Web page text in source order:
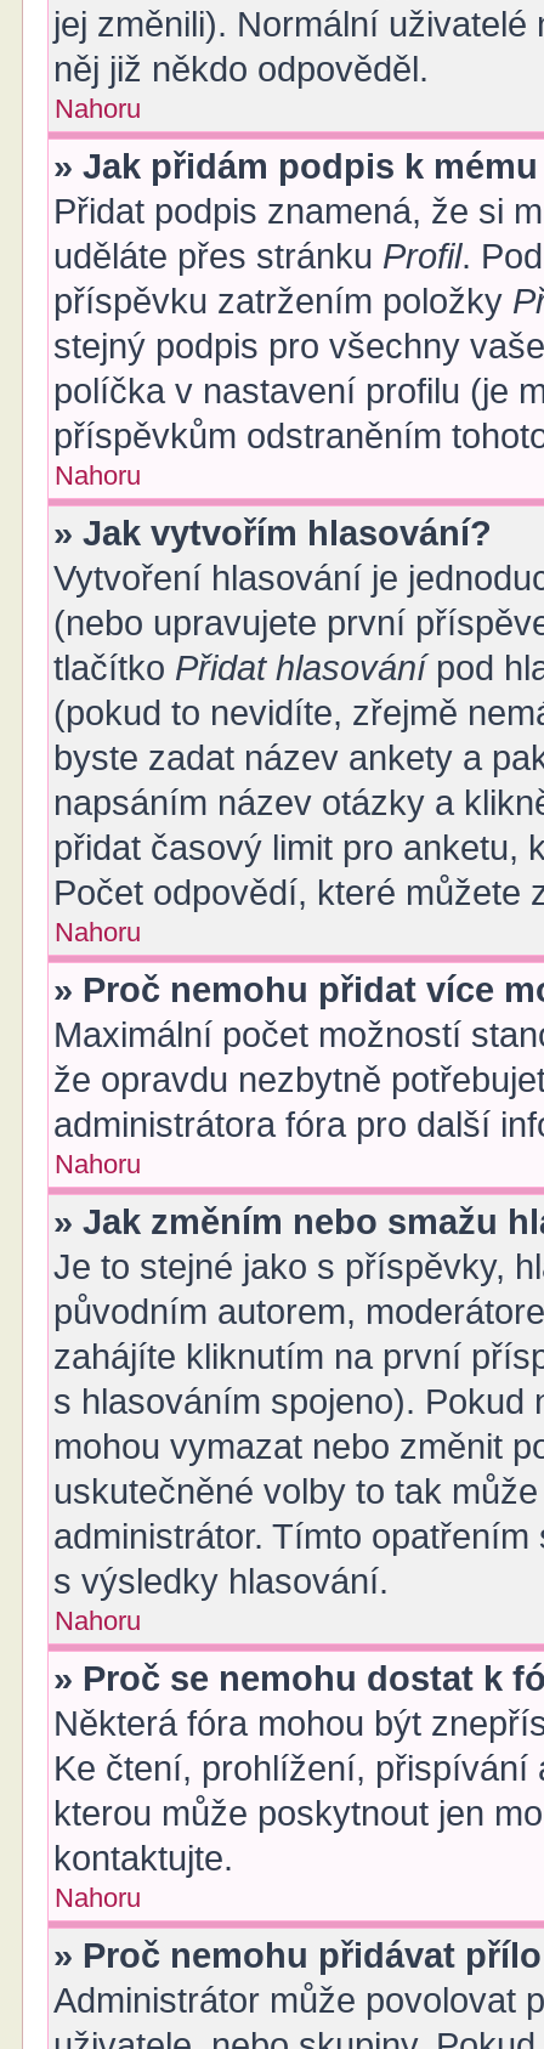
jej změnili). Normální
něj již někdo odpověděl.
Nahoru
» Jak přidám podpis k
Přidat podpis znamená, že si
uděláte přes stránku Profil.
příspěvku zatržením položky
stejný podpis pro všechny
políčka v nastavení profilu (je
příspěvkům odstraněním
Nahoru
» Jak vytvořím hlasování?
Vytvoření hlasování je
(nebo upravujete první
tlačítko Přidat hlasovánípod
(pokud to nevidíte, zřejmě
byste zadat název ankety a
napsáním název otázky a
přidat časový limit pro anketu,
Počet odpovědí, které můžete
Nahoru
» Proč nemohu přidat více
Maximální počet možností
že opravdu nezbytně
administrátora fóra pro další
Nahoru
» Jak změním nebo smažu
Je to stejné jako s příspěvky,
původním autorem,
zahájíte kliknutím na první
s hlasováním spojeno). Pokud
mohou vymazat nebo změnit
uskutečněné volby to tak
administrátor. Tímto
s výsledky hlasování.
Nahoru
» Proč se nemohu dostat k
Některá fóra mohou být
Ke čtení, prohlížení, přispívání
kterou může poskytnout jen
kontaktujte.
Nahoru
» Proč nemohu přidávat
Administrátor může povolovat